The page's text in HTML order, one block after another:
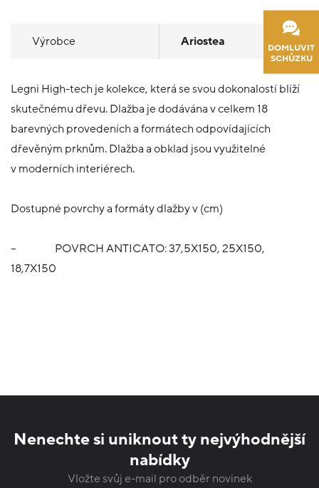
DOMLUVIT
SCHŮZKU
Výrobce Ariostea
Legni High-tech je kolekce, která se svou dokonalostí blíží
skutečnému dřevu. Dlažba je dodávána v celkem 18
barevných provedeních a formátech odpovídajících
dřevěným prknům. Dlažba a obklad jsou využitelné
v moderních interiérech.
Dostupné povrchy a formáty dlažby v (cm)
–
POVRCH ANTICATO: 37,5X150, 25X150,
18,7X150
Nenechte si uniknout ty nejvýhodnější
nabídky
Vložte svůj e-mail pro odběr novinek